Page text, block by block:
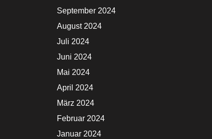
September 2024
August 2024
Juli 2024
Juni 2024
Mai 2024
April 2024
März 2024
Februar 2024
Januar 2024